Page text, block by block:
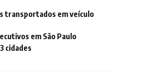
transportados em veículo
em São Paulo
cidades